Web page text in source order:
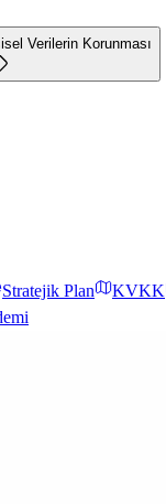
Verilerin Korunması
Stratejik Plan KVKK